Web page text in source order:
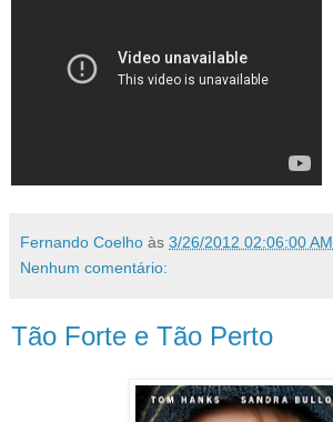
Fernando Coelho às 3/26/2012 02:06:00 AM
Nenhum comentário:
Tão Forte e Tão Perto